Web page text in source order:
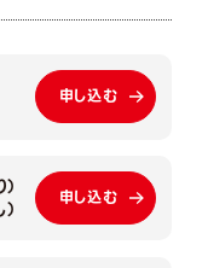
申し込む
申し込む